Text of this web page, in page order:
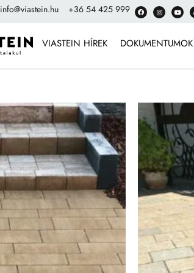
info@viastein.hu +36 54 425 999
VIASTEIN HÍREK DOKUMENTUMOK